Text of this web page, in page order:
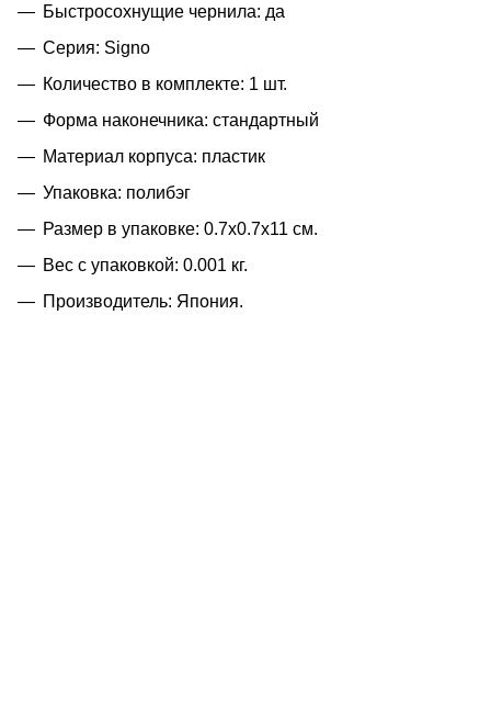
Быстросохнущие чернила: да
Серия: Signo
Количество в комплекте: 1 шт.
Форма наконечника: стандартный
Материал корпуса: пластик
Упаковка: полибэг
Размер в упаковке: 0.7x0.7x11 см.
Вес с упаковкой: 0.001 кг.
Производитель: Япония.